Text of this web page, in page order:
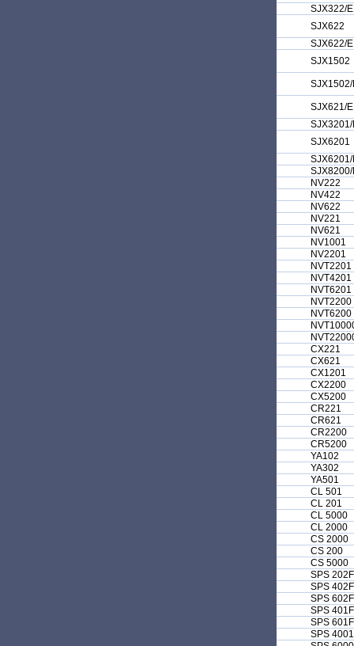
SJX322/E
SJX622
SJX622/E
SJX1502
SJX1502/
SJX621/E
SJX3201/
SJX6201
SJX6201/
SJX8200/
NV222
NV422
NV622
NV221
NV621
NV1001
NV2201
NVT2201
NVT4201
NVT6201
NVT2200
NVT6200
CX221
CX621
CX1201
CX2200
CX5200
CR221
CR621
CR2200
CR5200
YA102
YA302
YA501
CL 501
CL 201
CL 5000
CL 2000
CS 2000
CS 200
CS 5000
SPS 202F
SPS 402F
SPS 602F
SPS 401F
SPS 601F
SPS